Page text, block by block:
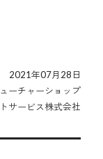
2021年07月28日
ーチャーショップ
サービス株式会社